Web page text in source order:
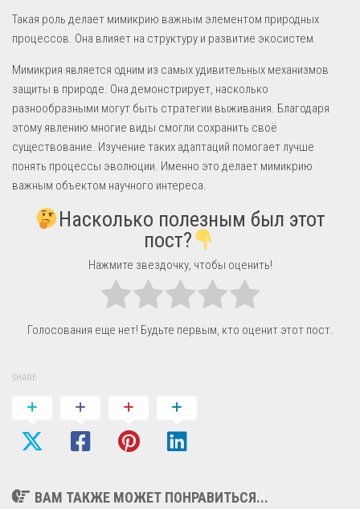
Такая роль делает мимикрию важным элементом природных
процессов. Она влияет на структуру и развитие экосистем.
Мимикрия является одним из самых удивительных механизмов
защиты в природе. Она демонстрирует, насколько
разнообразными могут быть стратегии выживания. Благодаря
этому явлению многие виды смогли сохранить своё
существование. Изучение таких адаптаций помогает лучше
понять процессы эволюции. Именно это делает мимикрию
важным объектом научного интереса.
Насколько полезным был этот
пост?
Нажмите звездочку, чтобы оценить!
Голосования еще нет! Будьте первым, кто оценит этот пост.
SHARE
ВАМ ТАКЖЕ МОЖЕТ ПОНРАВИТЬСЯ...